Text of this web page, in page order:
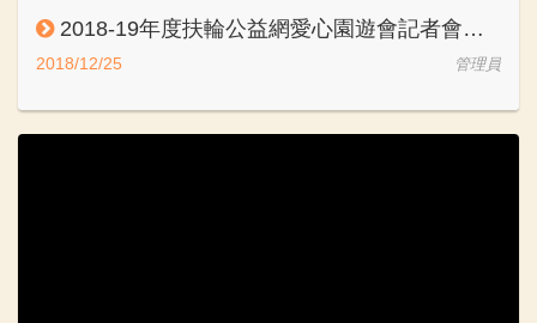
2018-19年度扶輪公益網愛心園遊會記者會花絮
2018/12/25 管理員